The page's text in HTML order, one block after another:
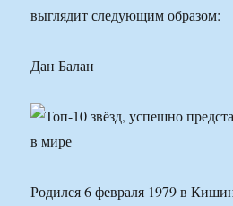
выглядит следующим образом:
Дан Балан
Родился 6 февраля 1979 в